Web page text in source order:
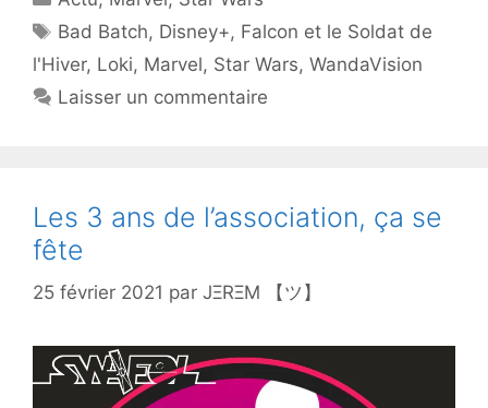
Étiquettes
Bad Batch, Disney+, Falcon et le Soldat de
l'Hiver, Loki, Marvel, Star Wars, WandaVision
Laisser un commentaire
Les 3 ans de l’association, ça se
fête
25 février 2021 par JΞRΞM 【ツ】